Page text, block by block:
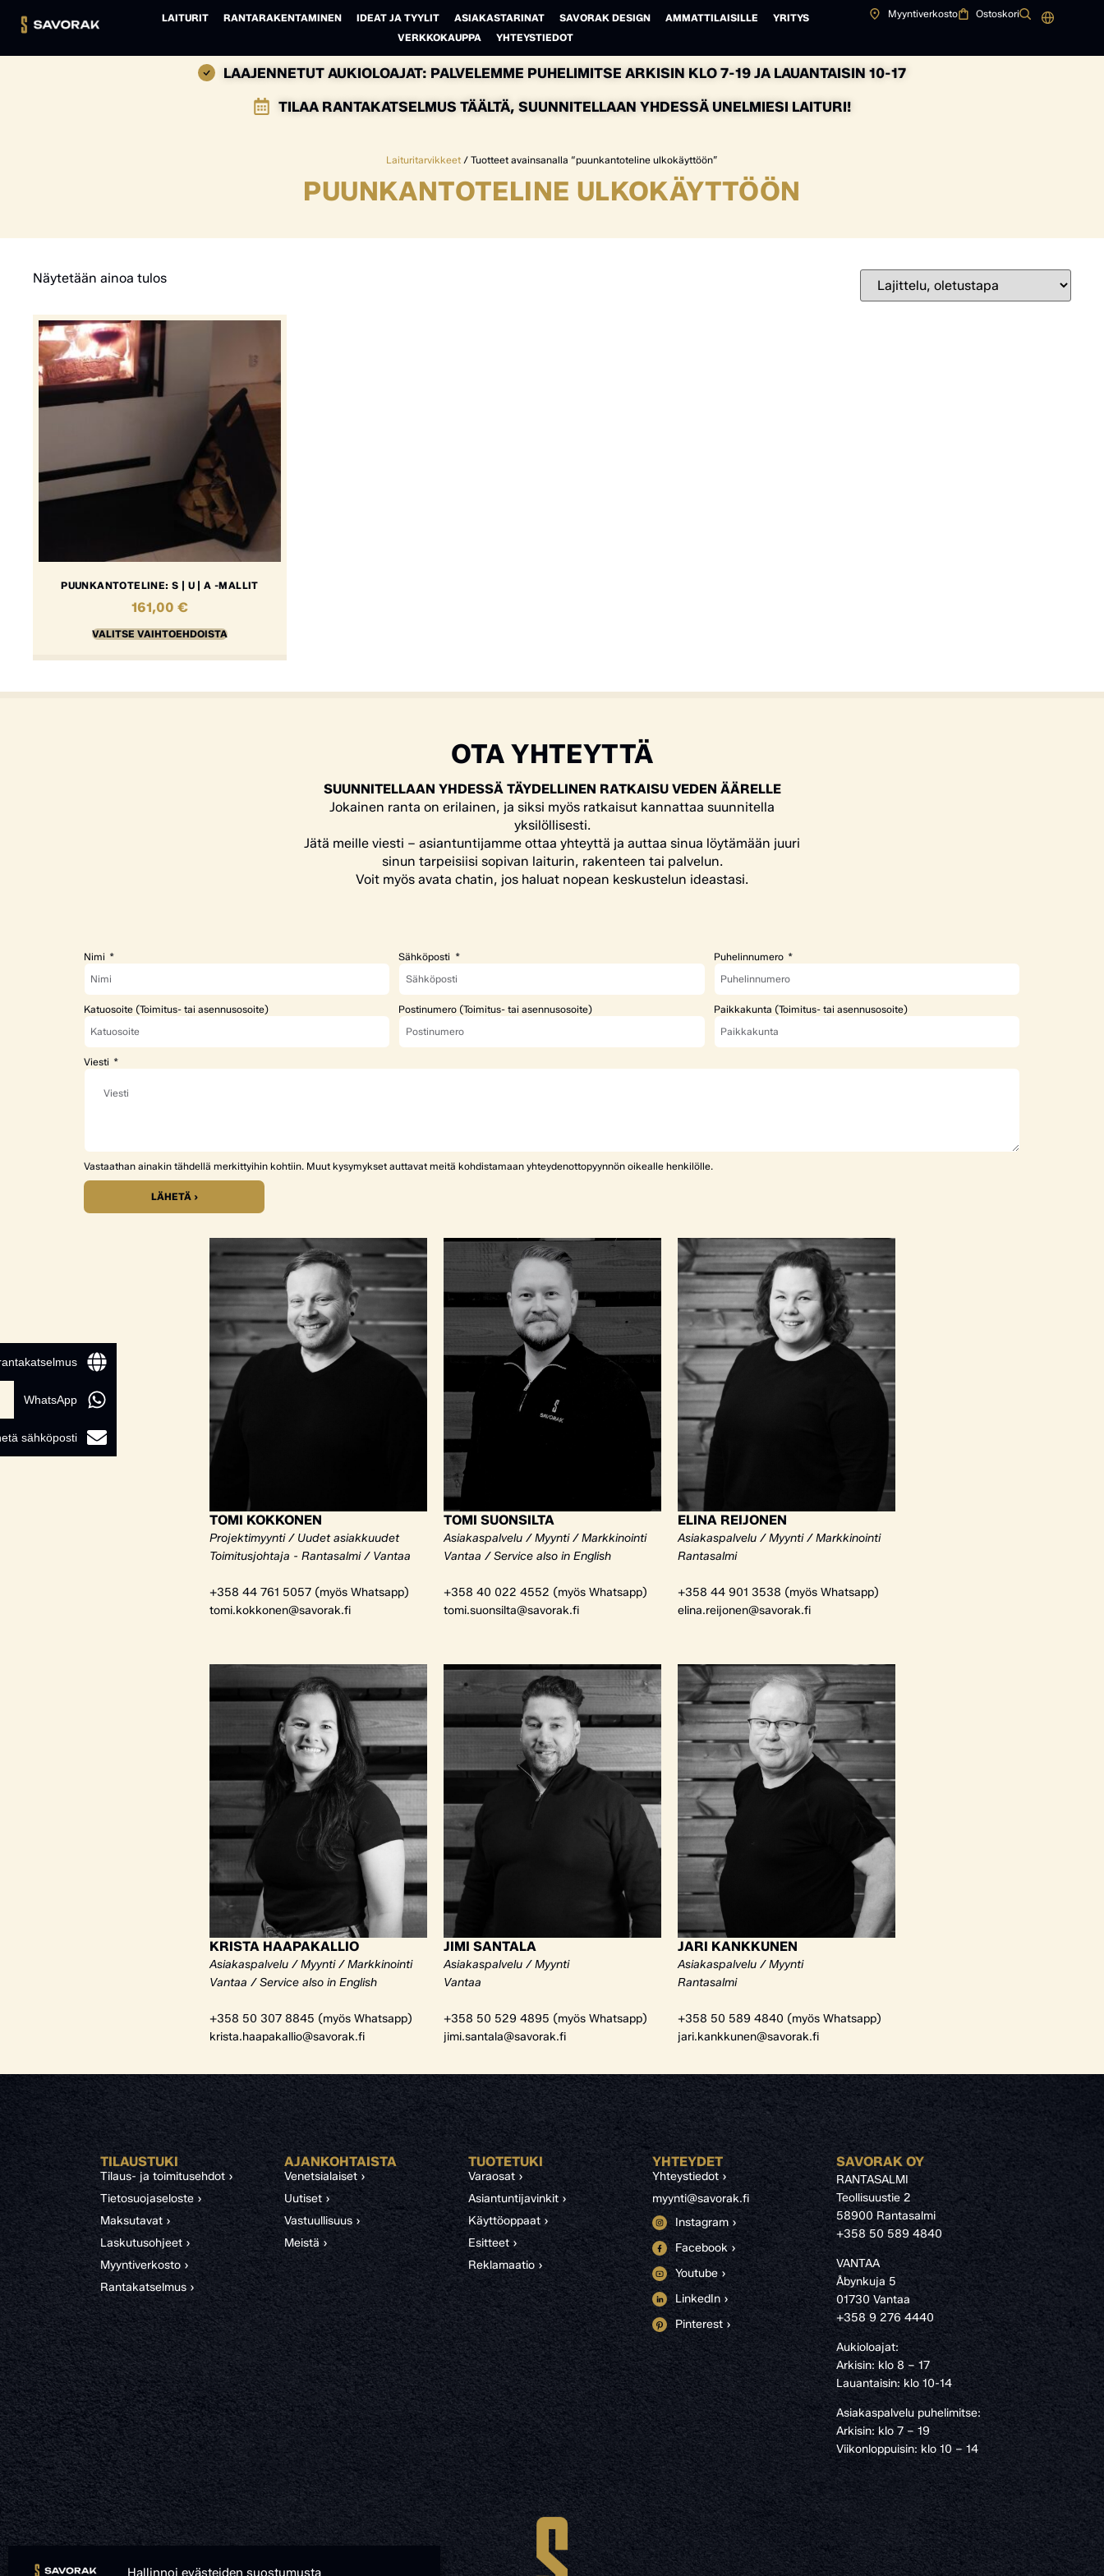
Hallinnoi evästeiden suostumusta
LAITURIT RANTARAKENTAMINEN IDEAT JA TYYLIT ASIAKASTARINAT SAVORAK DESIGN AMMATTILAISILLE
YRITYS
VERKKOKAUPPA
YHTEYSTIEDOT
Myyntiverkosto Ostoskori
LAAJENNETUT AUKIOLOAJAT: PALVELEMME PUHELIMITSE ARKISIN KLO 7-19 JA LAUANTAISIN 10-17
TILAA RANTAKATSELMUS TÄÄLTÄ, SUUNNITELLAAN YHDESSÄ UNELMIESI LAITURI!
Laituritarvikkeet / Tuotteet avainsanalla “puunkantoteline ulkokäyttöön”
PUUNKANTOTELINE ULKOKÄYTTÖÖN
Näytetään ainoa tulos
PUUNKANTOTELINE: S | U | A -MALLIT
161,00 €
VALITSE VAIHTOEHDOISTA
OTA YHTEYTTÄ
SUUNNITELLAAN YHDESSÄ TÄYDELLINEN RATKAISU VEDEN ÄÄRELLE
Jokainen ranta on erilainen, ja siksi myös ratkaisut kannattaa suunnitella
yksilöllisesti.
Jätä meille viesti – asiantuntijamme ottaa yhteyttä ja auttaa sinua löytämään juuri
sinun tarpeisiisi sopivan laiturin, rakenteen tai palvelun.
Voit myös avata chatin, jos haluat nopean keskustelun ideastasi.
Nimi Sähköposti Puhelinnumero
Katuosoite (Toimitus- tai asennusosoite) Postinumero (Toimitus- tai asennusosoite) Paikkakunta (Toimitus- tai asennusosoite)
Viesti
Vastaathan ainakin tähdellä merkittyihin kohtiin. Muut kysymykset auttavat meitä kohdistamaan yhteydenottopyynnön oikealle henkilölle.
LÄHETÄ ›
TOMI KOKKONEN
Projektimyynti / Uudet asiakkuudet
Toimitusjohtaja - Rantasalmi / Vantaa
+358 44 761 5057 (myös Whatsapp)
tomi.kokkonen@savorak.fi
TOMI SUONSILTA
Asiakaspalvelu / Myynti / Markkinointi
Vantaa / Service also in English
+358 40 022 4552 (myös Whatsapp)
tomi.suonsilta@savorak.fi
ELINA REIJONEN
Asiakaspalvelu / Myynti / Markkinointi
Rantasalmi
+358 44 901 3538 (myös Whatsapp)
elina.reijonen@savorak.fi
KRISTA HAAPAKALLIO
Asiakaspalvelu / Myynti / Markkinointi
Vantaa / Service also in English
+358 50 307 8845 (myös Whatsapp)
krista.haapakallio@savorak.fi
JIMI SANTALA
Asiakaspalvelu / Myynti
Vantaa
+358 50 529 4895 (myös Whatsapp)
jimi.santala@savorak.fi
JARI KANKKUNEN
Asiakaspalvelu / Myynti
Rantasalmi
+358 50 589 4840 (myös Whatsapp)
jari.kankkunen@savorak.fi
TILAUSTUKI
Tilaus- ja toimitusehdot ›
Tietosuojaseloste ›
Maksutavat ›
Laskutusohjeet ›
Myyntiverkosto ›
Rantakatselmus ›
AJANKOHTAISTA
Venetsialaiset ›
Uutiset ›
Vastuullisuus ›
Meistä ›
TUOTETUKI
Varaosat ›
Asiantuntijavinkit ›
Käyttöoppaat ›
Esitteet ›
Reklamaatio ›
YHTEYDET
Yhteystiedot ›
myynti@savorak.fi
Instagram ›
Facebook ›
Youtube ›
LinkedIn ›
Pinterest ›
SAVORAK OY
RANTASALMI
Teollisuustie 2
58900 Rantasalmi
+358 50 589 4840
VANTAA
Åbynkuja 5
01730 Vantaa
+358 9 276 4440
Aukioloajat:
Arkisin: klo 8 – 17
Lauantaisin: klo 10-14
Asiakaspalvelu puhelimitse:
Arkisin: klo 7 – 19
Viikonloppuisin: klo 10 – 14
WhatsApp
sähköposti